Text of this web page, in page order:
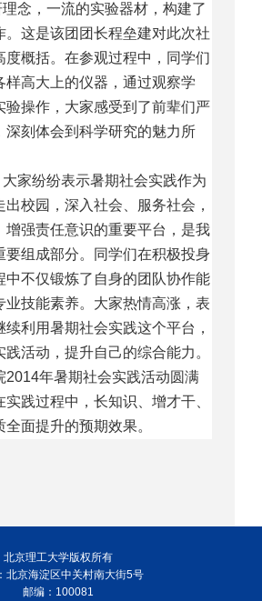
念，一流的实验器材，构建了
。这是该团团长程垒建对此次社
度概括。在参观过程中，同学们
样高大上的仪器，通过观察学
验操作，大家感受到了前辈们严
深刻体会到科学研究的魅力所
家纷纷表示暑期社会实践作为
出校园，深入社会、服务社会，
增强责任意识的重要平台 ，是我
组成部分。
同学们在积极投身
中不仅锻炼了自身的团队协作能
业技能素养。大家热情高涨，表
续利用暑期社会实践这个平台，
活动，提升自己的综合能力。
2014年暑期社会实践活动圆满
践过程中，长知识、增才干、
面提升的预期效果。
北京理工大学版权所有
北京海淀区中关村南大街5号
邮编：100081